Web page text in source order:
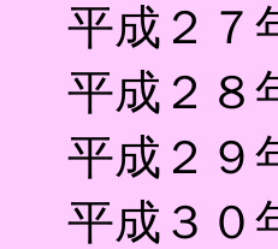
平成２７
平成２８
平成２９
平成３０